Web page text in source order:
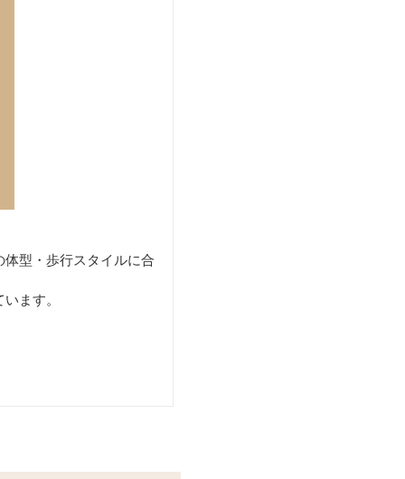
型・歩行スタイルに合
ます。